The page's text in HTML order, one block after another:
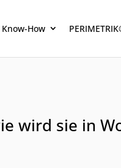
Know-How
wird sie in